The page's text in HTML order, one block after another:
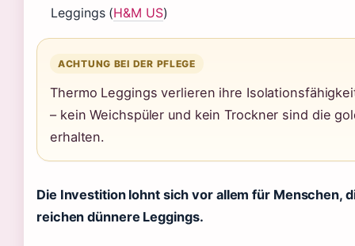
Leggings (H&M US)
ACHTUNG BEI DER PFLEGE
Thermo Leggings verlieren ihre
– kein Weichspüler und kein Trockner sind die
erhalten.
Die Investition lohnt sich vor allem für Menschen,
reichen dünnere Leggings.